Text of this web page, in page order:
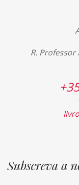
R. Professor
Subscreva a